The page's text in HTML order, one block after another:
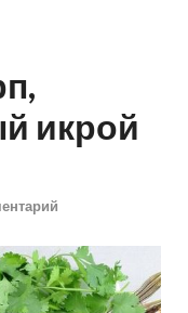
икрой